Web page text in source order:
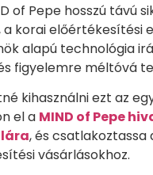
of Pepe hosszú távú
a korai előértékesítési
alapú technológia
figyelemre méltóvá
kihasználni ezt az
el a MIND of Pepe
, és csatlakoztassa
vásárlásokhoz.